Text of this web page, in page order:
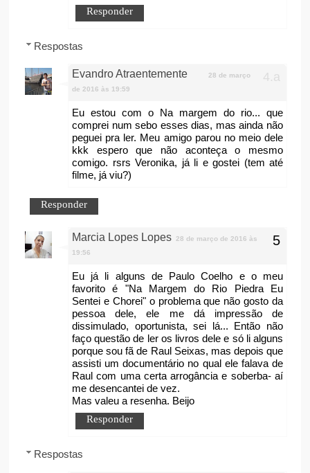
Responder
Respostas
Evandro Atraentemente
28 de março
de 2016 às 19:59
Eu estou com o Na margem do rio... que
comprei num sebo esses dias, mas ainda não
peguei pra ler. Meu amigo parou no meio dele
kkk espero que não aconteça o mesmo
comigo. rsrs Veronika, já li e gostei (tem até
filme, já viu?)
Responder
Marcia Lopes Lopes
28 de março de 2016 às
19:56
Eu já li alguns de Paulo Coelho e o meu
favorito é "Na Margem do Rio Piedra Eu
Sentei e Chorei" o problema que não gosto da
pessoa dele, ele me dá impressão de
dissimulado, oportunista, sei lá... Então não
faço questão de ler os livros dele e só li alguns
porque sou fã de Raul Seixas, mas depois que
assisti um documentário no qual ele falava de
Raul com uma certa arrogância e soberba- aí
me desencantei de vez.
Mas valeu a resenha. Beijo
Responder
Respostas